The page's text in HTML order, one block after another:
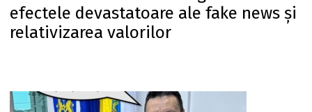
efectele devastatoare ale fake news și
relativizarea valorilor